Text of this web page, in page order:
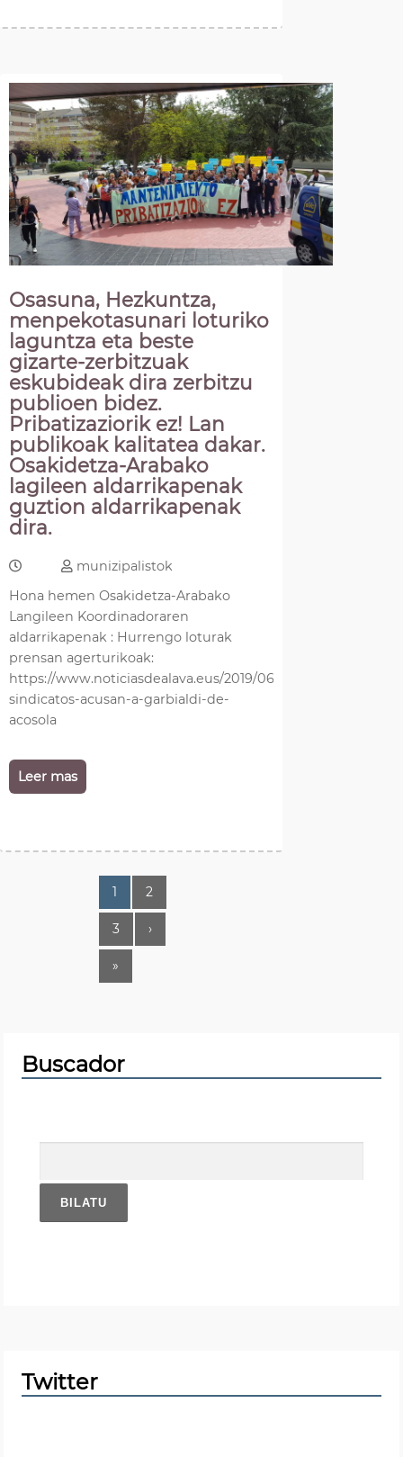
Osasuna, Hezkuntza,
menpekotasunari loturiko
laguntza eta beste
gizarte-zerbitzuak
eskubideak dira zerbitzu
publioen bidez.
Pribatizaziorik ez! Lan
publikoak kalitatea dakar.
Osakidetza-Arabako
lagileen aldarrikapenak
guztion aldarrikapenak
dira.
munizipalistok
Hona hemen Osakidetza-Arabako
Langileen Koordinadoraren
aldarrikapenak : Hurrengo loturak
prensan agerturikoak:
https://www.noticiasdealava.eus/2019/06/28/araba/los-
sindicatos-acusan-a-garbialdi-de-
acosola
Leer mas
1 2
3 ›
»
Buscador
Twitter